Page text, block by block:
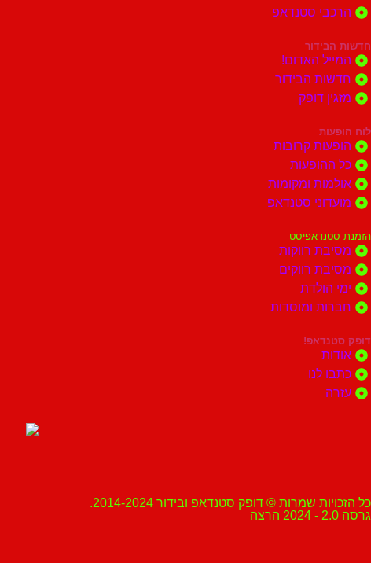
הרכבי סטנדאפ
חדשות הבידור
המייל האדום!
חדשות הבידור
מזגין דופק
לוח הופעות
הופעות קרובות
כל ההופעות
אולמות ומקומות
מועדוני סטנדאפ
הזמנת סטנדאפיסט
מסיבת רווקות
מסיבת רווקים
ימי הולדת
חברות ומוסדות
דופק סטנדאפ!
אודות
כתבו לנו
עזרה
כל הזכויות שמרות © דופק סטנדאפ ובידור 2014-2024.
גרסה 2.0 - 2024 הרצה